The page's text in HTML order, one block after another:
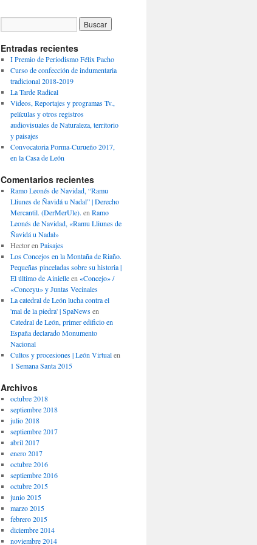
Entradas recientes
I Premio de Periodismo Félix Pacho
Curso de confección de indumentaria
tradicional 2018-2019
La Tarde Radical
Videos, Reportajes y programas Tv.,
películas y otros registros
audiovisuales de Naturaleza, territorio
y paisajes
Convocatoria Porma-Curueño 2017,
en la Casa de León
Comentarios recientes
Ramo Leonés de Navidad, “Ramu
Lliunes de Ñavidá u Nadal” | Derecho
Mercantil. (DerMerUle). en Ramo
Leonés de Navidad, «Ramu Lliunes de
Ñavidá u Nadal»
Hectoren Paisajes
Los Concejos en la Montaña de Riaño.
Pequeñas pinceladas sobre su historia |
El último de Ainielleen «Concejo» /
«Conceyu» y Juntas Vecinales
La catedral de León lucha contra el
'mal de la piedra' | SpaNewsen
Catedral de León, primer edificio en
España declarado Monumento
Nacional
Cultos y procesiones | León Virtualen
1 Semana Santa 2015
Archivos
octubre 2018
septiembre 2018
julio 2018
septiembre 2017
abril 2017
enero 2017
octubre 2016
septiembre 2016
octubre 2015
junio 2015
marzo 2015
febrero 2015
diciembre 2014
noviembre 2014